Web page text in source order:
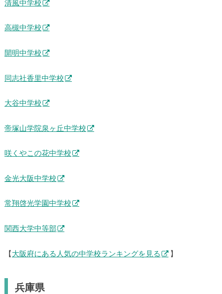
清風中学校
高槻中学校
開明中学校
同志社香里中学校
大谷中学校
帝塚山学院泉ヶ丘中学校
咲くやこの花中学校
金光大阪中学校
常翔啓光学園中学校
関西大学中等部
【 大阪府にある人気の中学校ランキングを見る 】
兵庫県